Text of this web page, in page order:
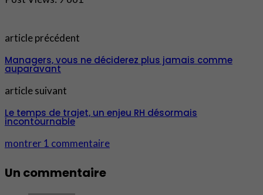
article précédent
Managers, vous ne déciderez plus jamais comme
auparavant
article suivant
Le temps de trajet, un enjeu RH désormais
incontournable
montrer 1 commentaire
Un commentaire